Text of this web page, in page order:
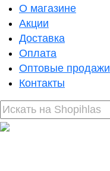
О магазине
Акции
Доставка
Оплата
Оптовые продажи
Контакты